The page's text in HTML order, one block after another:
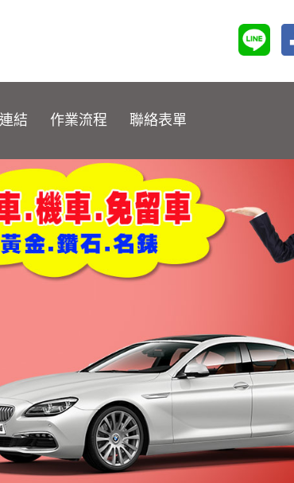
結 作業流程 聯絡表單